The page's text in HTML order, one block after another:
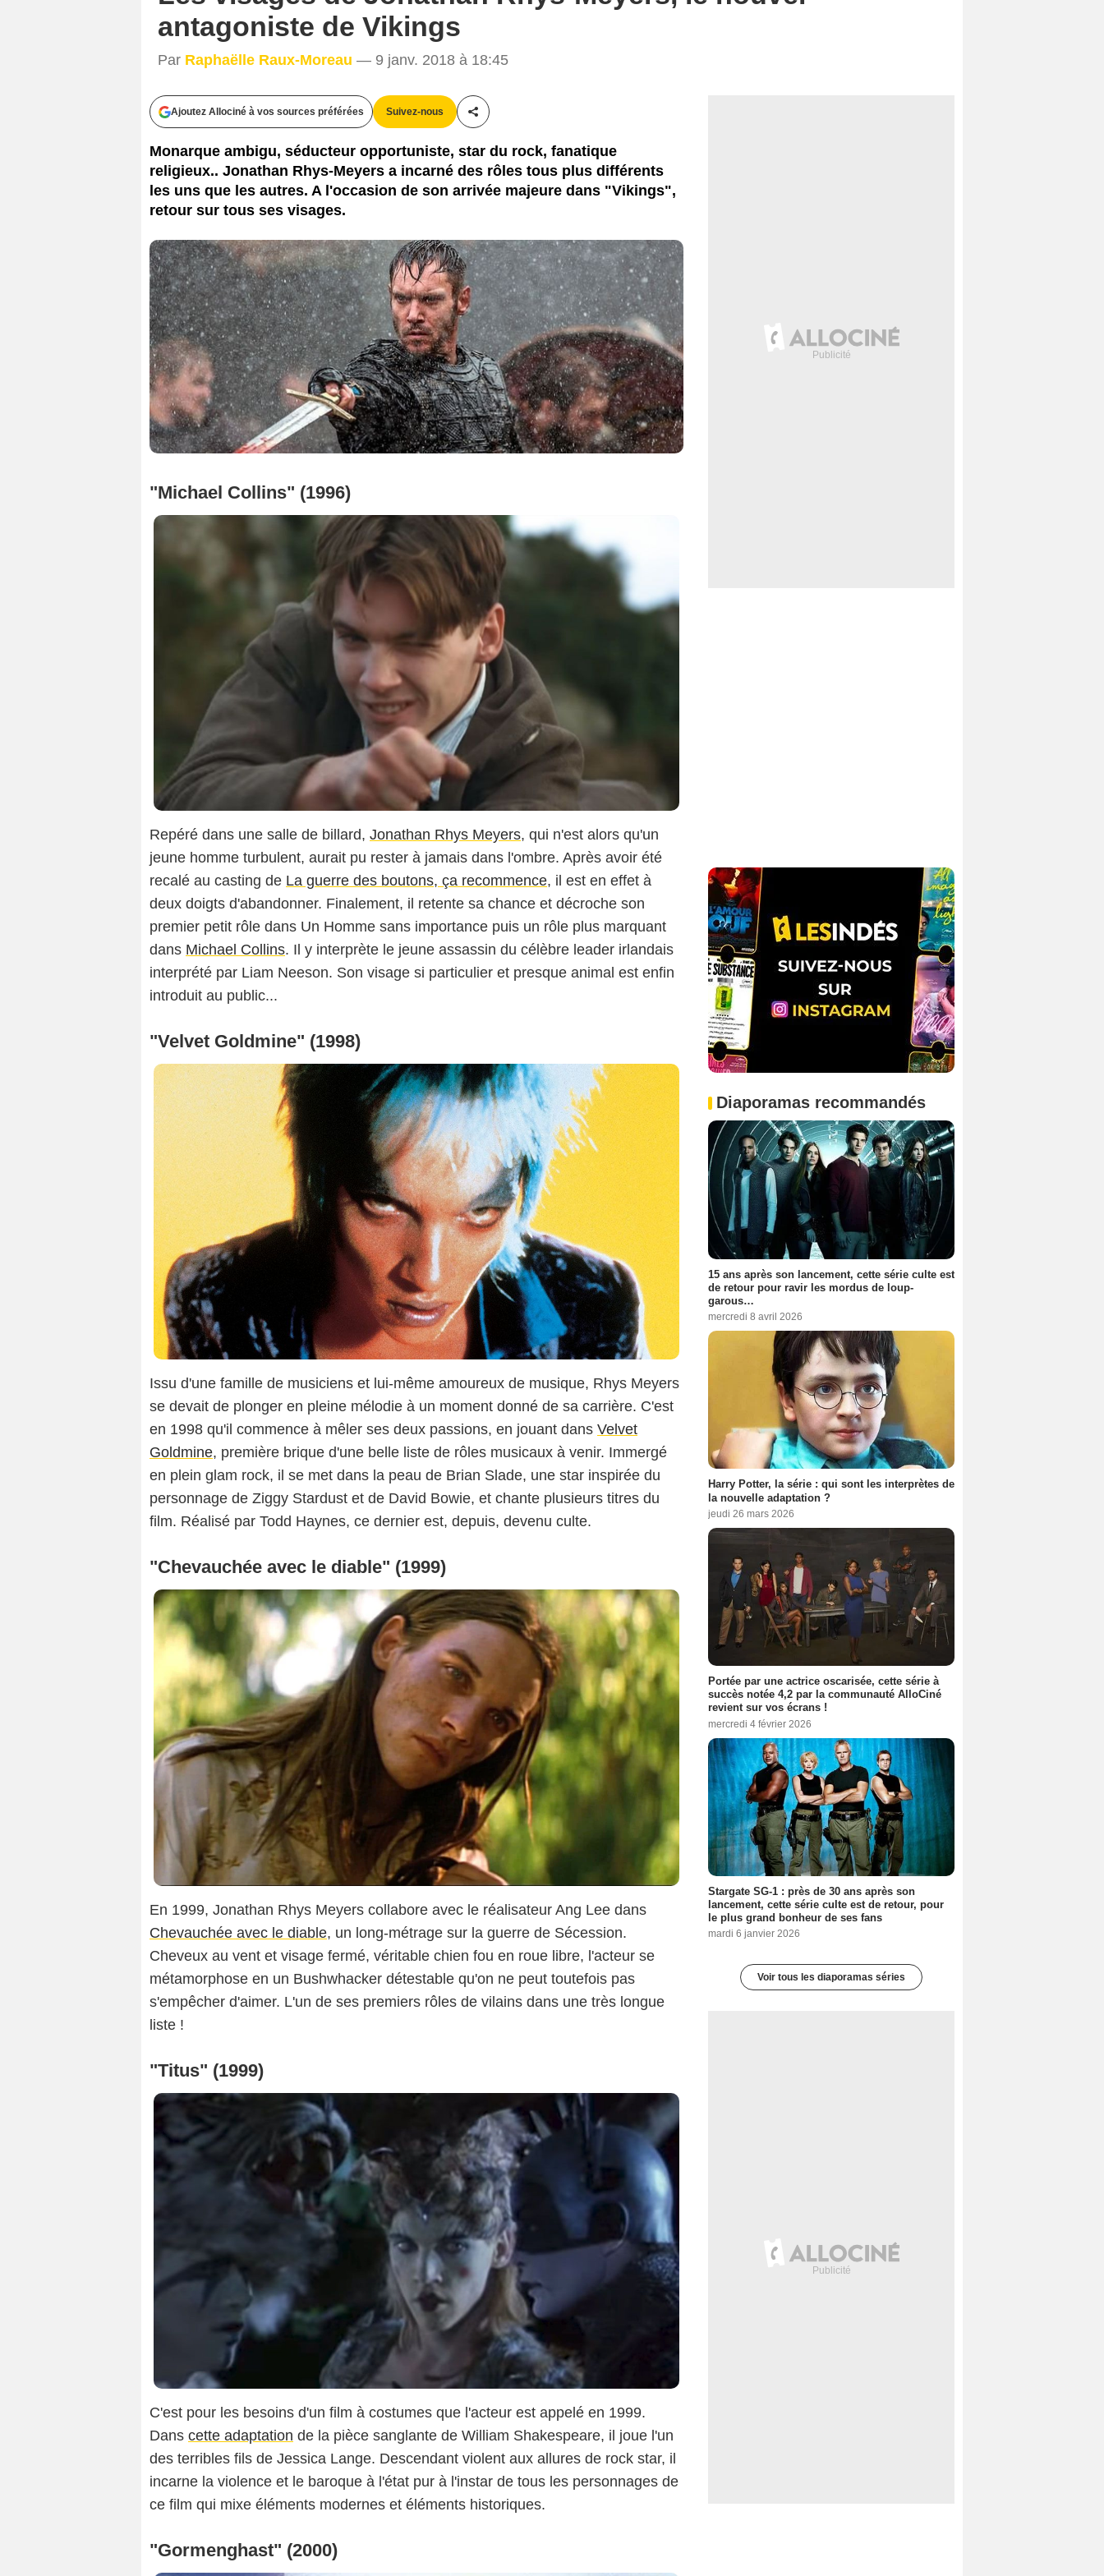
antagoniste de Vikings
Par Raphaëlle Raux-Moreau — 9 janv. 2018 à 18:45
Ajoutez Allociné à vos sources préférées Suivez-nous
Partager cet article
Monarque ambigu, séducteur opportuniste, star du rock, fanatique
religieux.. Jonathan Rhys-Meyers a incarné des rôles tous plus différents
les uns que les autres. A l'occasion de son arrivée majeure dans "Vikings",
retour sur tous ses visages.
History Channel
"Michael Collins" (1996)
Repéré dans une salle de billard, Jonathan Rhys Meyers, qui n'est alors qu'un
jeune homme turbulent, aurait pu rester à jamais dans l'ombre. Après avoir été
recalé au casting de La guerre des boutons, ça recommence, il est en effet à
deux doigts d'abandonner. Finalement, il retente sa chance et décroche son
premier petit rôle dans Un Homme sans importance puis un rôle plus marquant
dans Michael Collins. Il y interprète le jeune assassin du célèbre leader irlandais
interprété par Liam Neeson. Son visage si particulier et presque animal est enfin
introduit au public...
"Velvet Goldmine" (1998)
Issu d'une famille de musiciens et lui-même amoureux de musique, Rhys Meyers
se devait de plonger en pleine mélodie à un moment donné de sa carrière. C'est
en 1998 qu'il commence à mêler ses deux passions, en jouant dans Velvet
Goldmine, première brique d'une belle liste de rôles musicaux à venir. Immergé
en plein glam rock, il se met dans la peau de Brian Slade, une star inspirée du
personnage de Ziggy Stardust et de David Bowie, et chante plusieurs titres du
film. Réalisé par Todd Haynes, ce dernier est, depuis, devenu culte.
"Chevauchée avec le diable" (1999)
En 1999, Jonathan Rhys Meyers collabore avec le réalisateur Ang Lee dans
Chevauchée avec le diable, un long-métrage sur la guerre de Sécession.
Cheveux au vent et visage fermé, véritable chien fou en roue libre, l'acteur se
métamorphose en un Bushwhacker détestable qu'on ne peut toutefois pas
s'empêcher d'aimer. L'un de ses premiers rôles de vilains dans une très longue
liste !
"Titus" (1999)
C'est pour les besoins d'un film à costumes que l'acteur est appelé en 1999.
Dans cette adaptation de la pièce sanglante de William Shakespeare, il joue l'un
des terribles fils de Jessica Lange. Descendant violent aux allures de rock star, il
incarne la violence et le baroque à l'état pur à l'instar de tous les personnages de
ce film qui mixe éléments modernes et éléments historiques.
"Gormenghast" (2000)
Diaporamas recommandés
15 ans après son lancement, cette série culte est
de retour pour ravir les mordus de loup-
garous…
mercredi 8 avril 2026
Harry Potter, la série : qui sont les interprètes de
la nouvelle adaptation ?
jeudi 26 mars 2026
Portée par une actrice oscarisée, cette série à
succès notée 4,2 par la communauté AlloCiné
revient sur vos écrans !
mercredi 4 février 2026
Stargate SG-1 : près de 30 ans après son
lancement, cette série culte est de retour, pour
le plus grand bonheur de ses fans
mardi 6 janvier 2026
Voir tous les diaporamas séries